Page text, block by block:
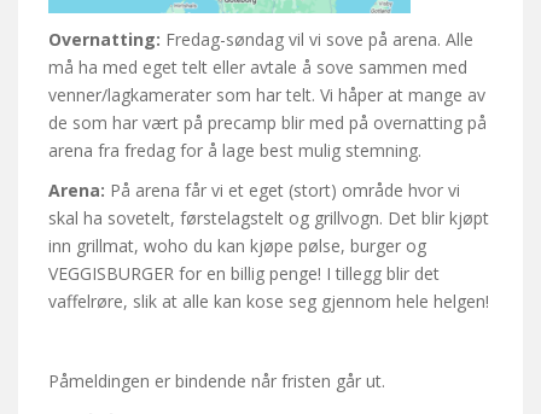
Overnatting: Fredag-søndag vil vi sove på arena. Alle
må ha med eget telt eller avtale å sove sammen med
venner/lagkamerater som har telt. Vi håper at mange av
de som har vært på precamp blir med på overnatting på
arena fra fredag for å lage best mulig stemning.
Arena: På arena får vi et eget (stort) område hvor vi
skal ha sovetelt, førstelagstelt og grillvogn. Det blir kjøpt
inn grillmat, woho du kan kjøpe pølse, burger og
VEGGISBURGER for en billig penge! I tillegg blir det
vaffelrøre, slik at alle kan kose seg gjennom hele helgen!
Påmeldingen er bindende når fristen går ut.